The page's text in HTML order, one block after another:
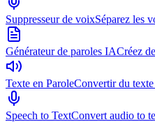
Suppresseur de voixSéparez les
Générateur de paroles IACréez
Texte en ParoleConvertir du
Speech to TextConvert audio to